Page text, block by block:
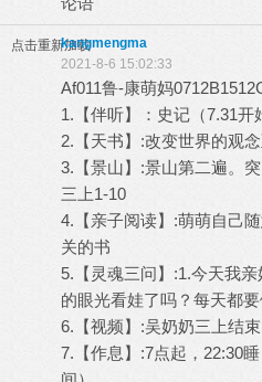
点击重新加载kangmengma
2021-8-6 15:02:33
Af011鲁-康萌妈
1.【伴听】：史记（7.31开
2.【天书】:改变世界的观
3.【景山】:景山第二遍。
三上1-10
4.【亲子阅读】:萌萌自己
关的书
5.【灵魂三问】:1.今天我
的眼光看娃了吗？每天都要
6.【视频】:吴奶奶三上结
7.【作息】:7点起，22:30